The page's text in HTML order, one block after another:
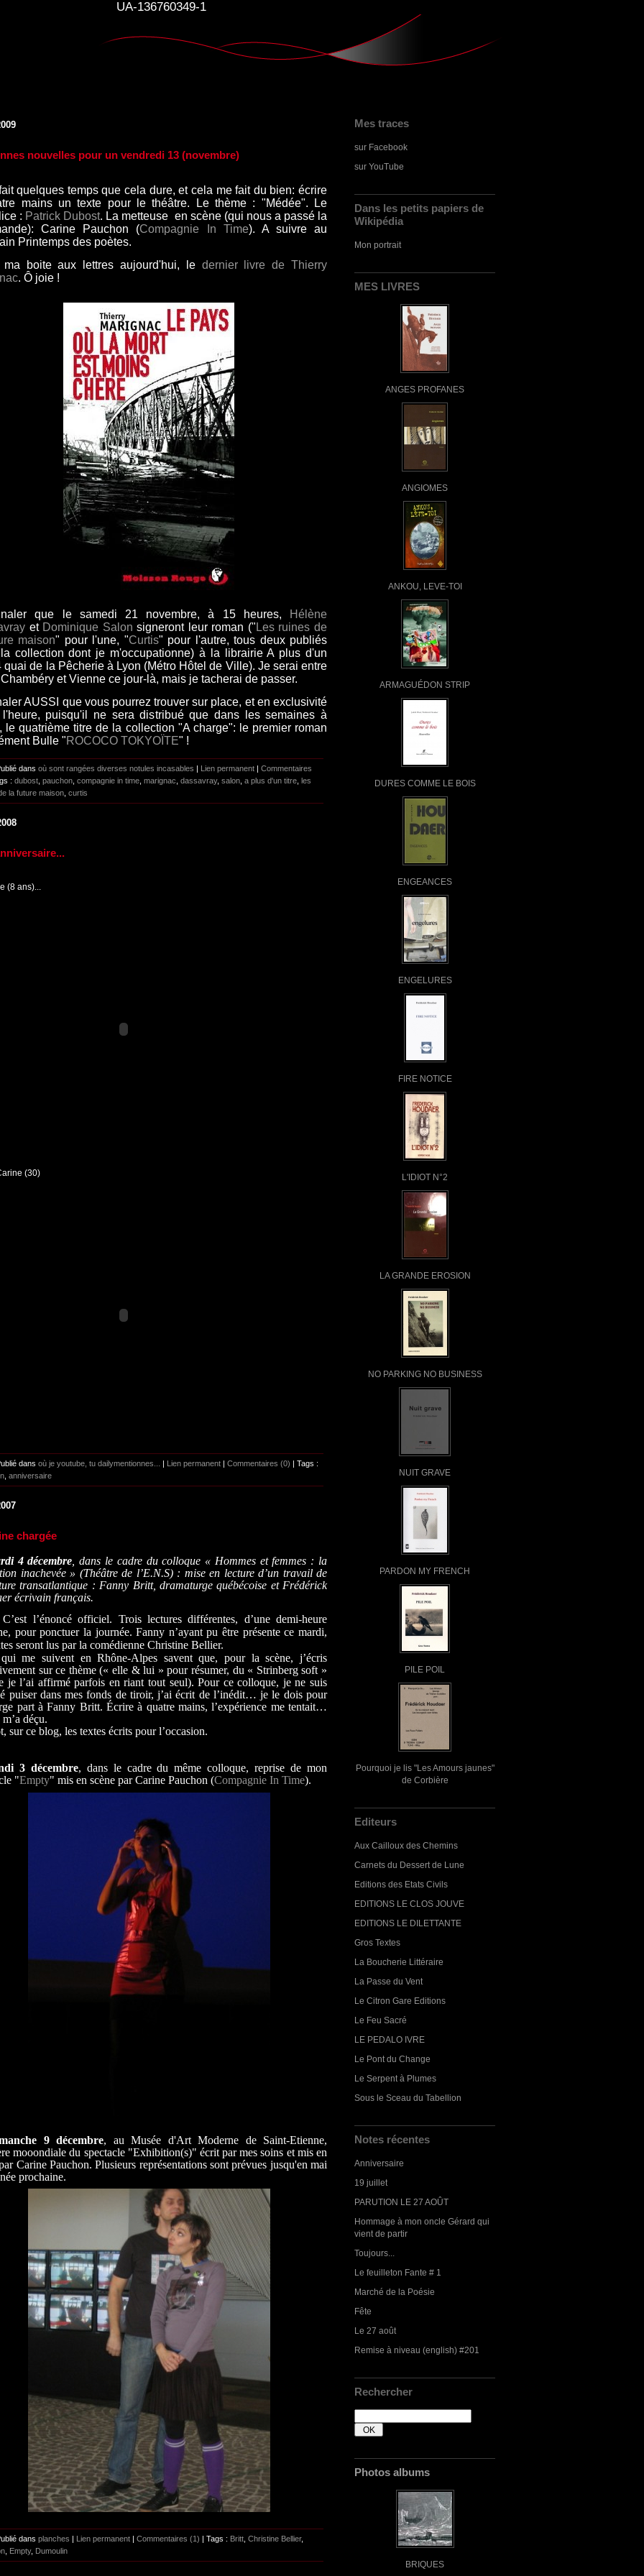
UA-136760349-1
Mes traces
sur Facebook
sur YouTube
Dans les petits papiers de
Wikipédia
Mon portrait
MES LIVRES
ANGES PROFANES
ANGIOMES
ANKOU, LEVE-TOI
ARMAGUÉDON STRIP
DURES COMME LE BOIS
ENGEANCES
ENGELURES
FIRE NOTICE
L'IDIOT N°2
LA GRANDE EROSION
NO PARKING NO BUSINESS
NUIT GRAVE
PARDON MY FRENCH
PILE POIL
Pourquoi je lis "Les Amours jaunes"
de Corbière
Editeurs
Aux Cailloux des Chemins
Carnets du Dessert de Lune
Editions des Etats Civils
EDITIONS LE CLOS JOUVE
EDITIONS LE DILETTANTE
Gros Textes
La Boucherie Littéraire
La Passe du Vent
Le Citron Gare Editions
Le Feu Sacré
LE PEDALO IVRE
Le Pont du Change
Le Serpent à Plumes
Sous le Sceau du Tabellion
Notes récentes
Anniversaire
19 juillet
PARUTION LE 27 AOÛT
Hommage à mon oncle Gérard qui
vient de partir
Toujours...
Le feuilleton Fante # 1
Marché de la Poésie
Fête
Le 27 août
Remise à niveau (english) #201
Rechercher
Photos albums
BRIQUES
nouvelles pour un vendredi 13 (novembre)
quelques temps que cela dure, et cela me fait du bien: écrire
mains un texte pour le théâtre. Le thème : "Médée". Le
: Patrick Dubost. La metteuse en scène (qui nous a passé la
Carine Pauchon (Compagnie In Time). A suivre au
Printemps des poètes.
ma boite aux lettres aujourd'hui, le dernier livre de Thierry
. Ô joie !
que le samedi 21 novembre, à 15 heures,
Hélène
et Dominique Salon signeront leur roman (" Les ruines de
maison" pour l'une, "Curtis" pour l'autre, tous deux publiés
collection dont je m'occupationne) à la librairie A plus d'un
quai de la Pêcherie à Lyon (Métro Hôtel de Ville). Je serai entre
Chambéry et Vienne ce jour-là, mais je tacherai de passer.
AUSSI que vous pourrez trouver sur place, et en exclusivité
l'heure, puisqu'il ne sera distribué que dans les semaines à
le quatrième titre de la collection "A charge": le premier roman
Bulle "ROCOCO TOKYOÏTE" !
dans où sont rangées diverses notules incasables Lien permanent
Commentaires
: dubost pauchon compagnie in time marignac dassavray, salon a plus d'un titre
les
la future maison curtis
(8 ans)...
(30)
dans où je youtube, tu dailymentionnes... Lien permanent Commentaires (0) | Tags :
anniversaire
chargée
4 décembre , dans le cadre du colloque « Hommes et femmes : la
inachevée » (Théâtre de l’E.N.S) : mise en lecture d’un travail de
transatlantique : Fanny Britt, dramaturge québécoise et Frédérick
écrivain français.
l’énoncé officiel. Trois lectures différentes, d’une demi-heure
pour ponctuer la journée. Fanny n’ayant pu être présente ce mardi,
seront lus par la comédienne Christine Bellier.
me suivent en Rhône-Alpes savent que, pour la scène, j’écris
sur ce thème (« elle & lui » pour résumer, du « Strinberg soft »
je l’ai affirmé parfois en riant tout seul). Pour ce colloque, je ne suis
puiser dans mes fonds de tiroir, j’ai écrit de l’inédit… je le dois pour
part à Fanny Britt. Écrire à quatre mains, l’expérience me tentait…
déçu.
sur ce blog, les textes écrits pour l’occasion.
3 décembre, dans le cadre du même colloque, reprise de mon
"Empty" mis en scène par Carine Pauchon (Compagnie In Time).
9 décembre, au Musée d'Art Moderne de Saint-Etienne,
mooondiale du spectacle "Exhibition(s)" écrit par mes soins et mis en
Carine Pauchon. Plusieurs représentations sont prévues jusqu'en mai
prochaine.
dans planches Lien permanent Commentaires (1) | Tags : Britt Christine Bellier,
Empty, Dumoulin